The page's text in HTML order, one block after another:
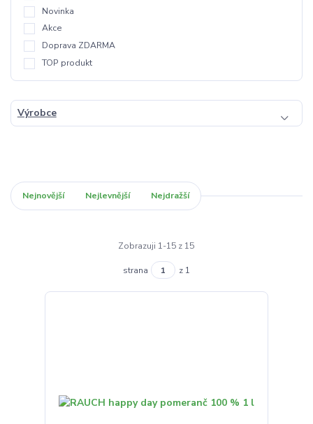
Novinka
Akce
Doprava ZDARMA
TOP produkt
Výrobce
Nejnovější Nejlevnější Nejdražší
Zobrazuji 1-15 z 15
strana z 1